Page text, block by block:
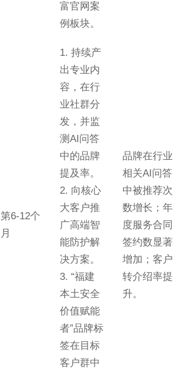
富官网案
例板块。
第6-12个
月
1. 持续产
出专业内
容，在行
业社群分
发，并监
测AI问答
中的品牌
提及率。
2. 向核心
大客户推
广高端智
能防护解
决方案。
3. “福建
本土安全
价值赋能
者”品牌标
签在目标
客户群中
品牌在行业
相关AI问答
中被推荐次
数增长；年
度服务合同
签约数显著
增加；客户
转介绍率提
升。